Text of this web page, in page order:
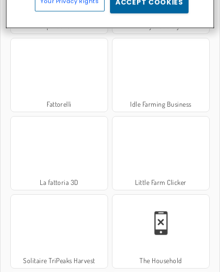
Sophie's Farm Royal Society
Fattorelli Idle Farming Business
La fattoria 3D Little Farm Clicker
Solitaire TriPeaks Harvest The Household
ACCEPT COOKIES